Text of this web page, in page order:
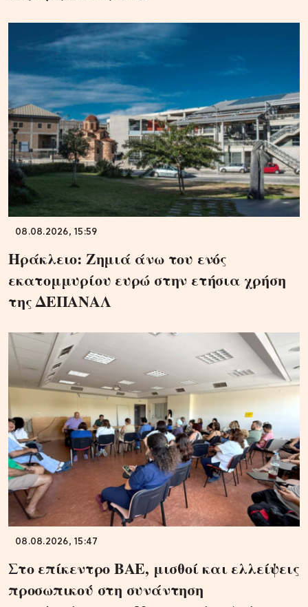
08.08.2026, 15:59
Ηράκλειο: Ζημιά άνω του ενός
εκατομμυρίου ευρώ στην ετήσια χρήση
της ΔΕΠΑΝΑΛ
08.08.2026, 15:47
Στο επίκεντρο ΒΑΕ, μισθοί και ελλείψεις
προσωπικού στη συνάντηση